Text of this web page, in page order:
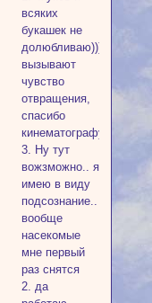
всяких
букашек не
долюбливаю)))
вызывают
чувство
отвращения,
спасибо
кинематографу)))
3. Ну тут
вожзможно.. я
имею в виду
подсознание..
вообще
насекомые
мне первый
раз снятся
2. да